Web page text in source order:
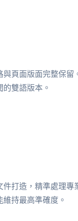
與頁面版面完整保留
雙語版本。
打造，精準處理專
持最高準確度。